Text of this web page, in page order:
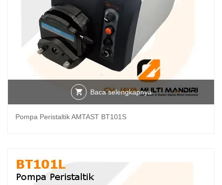
Baca selengkapnya
Pompa Peristaltik AMTAST BT101S